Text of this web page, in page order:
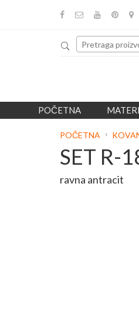
POČETNA
POČETNA
SET R-
ravna antracit